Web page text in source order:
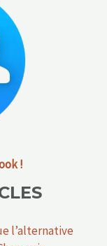
!
l’alternative